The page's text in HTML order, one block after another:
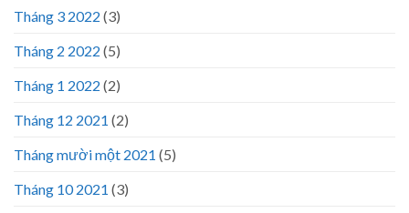
Tháng 3 2022 (3)
Tháng 2 2022 (5)
Tháng 1 2022 (2)
Tháng 12 2021 (2)
Tháng mười một 2021 (5)
Tháng 10 2021 (3)